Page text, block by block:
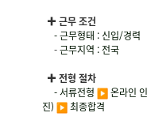
✚ 근무 조건
-근무형태 : 신입/경력
-근무지역 : 전국
✚ 전형 절차
-서류전형 온라인
진)
︎최종합격